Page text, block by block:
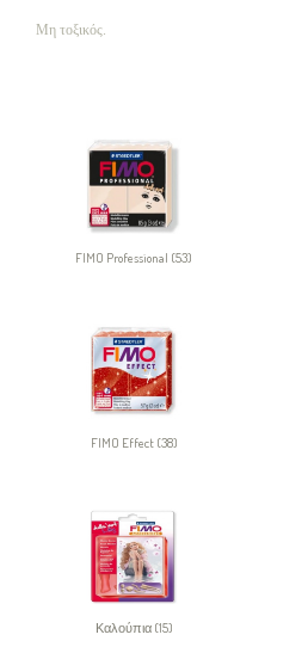
Μη τοξικός.
FIMO Professional (53)
FIMO Effect (38)
Καλούπια (15)